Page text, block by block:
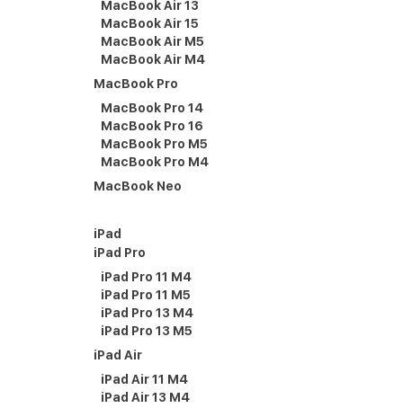
MacBook Air 13
MacBook Air 15
MacBook Air M5
MacBook Air M4
MacBook Pro
MacBook Pro 14
MacBook Pro 16
MacBook Pro M5
MacBook Pro M4
MacBook Neo
iPad
iPad Pro
iPad Pro 11 M4
iPad Pro 11 M5
iPad Pro 13 M4
iPad Pro 13 M5
iPad Air
iPad Air 11 M4
iPad Air 13 M4